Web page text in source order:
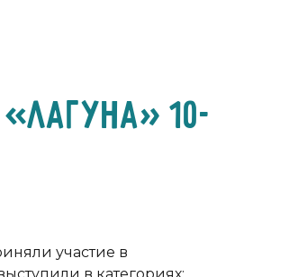
10-
участие в